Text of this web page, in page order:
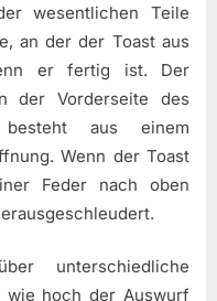
wesentlichen Teile
an der der Toast aus
er fertig ist. Der
der Vorderseite des
aus einem
Wenn der Toast
Feder nach oben
unterschiedliche
wie hoch der Auswurf